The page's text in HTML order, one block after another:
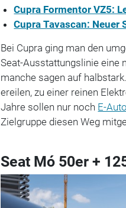
Cupra Formentor VZ5:
Cupra Tavascan:
Bei Cupra ging man den
Seat-Ausstattungslinie eine
manche sagen auf
ereilen, zu einer reinen
Jahre sollen nur noch E-
Zielgruppe diesen Weg
Seat Mó 50er +